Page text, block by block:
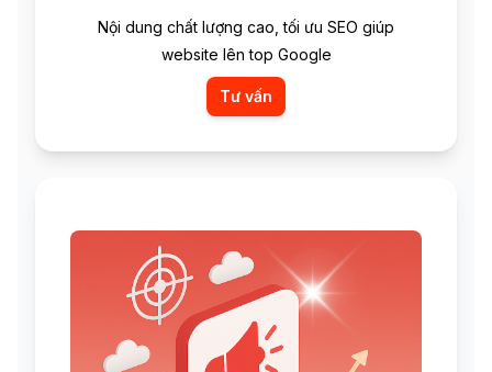
Nội dung chất lượng cao, tối ưu SEO giúp
website lên top Google
Tư vấn